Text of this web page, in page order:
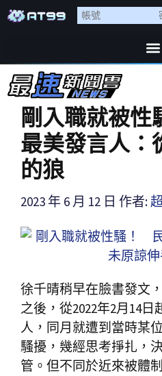
剛入職就被
最美發言人：
的狼
2023 年 6 月 12 日 作者:
徐千晴稍早在臉書發文
之後，從2022年2月14
人，同月就遭到當時某
騷擾，幾經思考掙扎，
管。但不同於近來被體